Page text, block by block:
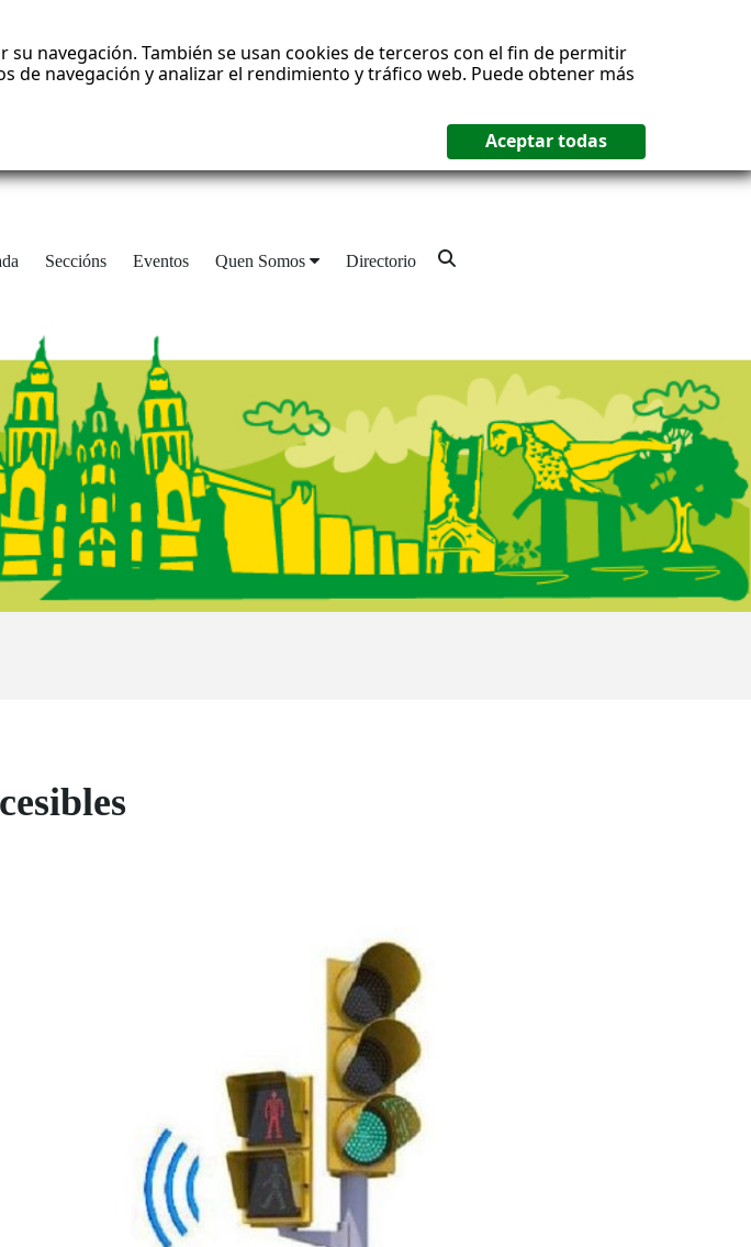
navegación. También se usan cookies de terceros con el fin de permitir
de navegación y analizar el rendimiento y tráfico web. Puede obtener más
Seccións Eventos Quen Somos Directorio